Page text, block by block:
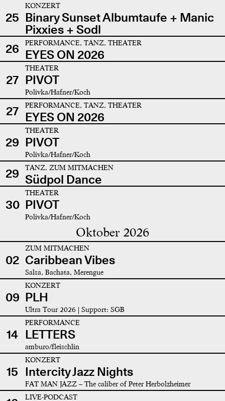
25
KONZERT
Binary Sunset Albumtaufe + Manic
Pixxies + Sodl
26
PERFORMANCE, TANZ, THEATER
EYES ON 2026
27
THEATER
PIVOT
Polivka/Hafner/Koch
27 PERFORMANCE, TANZ, THEATER
EYES ON 2026
29
THEATER
PIVOT
Polivka/Hafner/Koch
29 TANZ, ZUM MITMACHEN
Südpol Dance
30
THEATER
PIVOT
Polivka/Hafner/Koch
Oktober 2026
02
ZUM MITMACHEN
Caribbean Vibes
Salsa, Bachata, Merengue
09
KONZERT
PLH
Ultra Tour 2026 | Support: SGB
14
PERFORMANCE
LETTERS
amburo/fleischlin
15
KONZERT
Intercity Jazz Nights
FAT MAN JAZZ – The caliber of Peter Herbolzheimer
LIVE-PODCAST